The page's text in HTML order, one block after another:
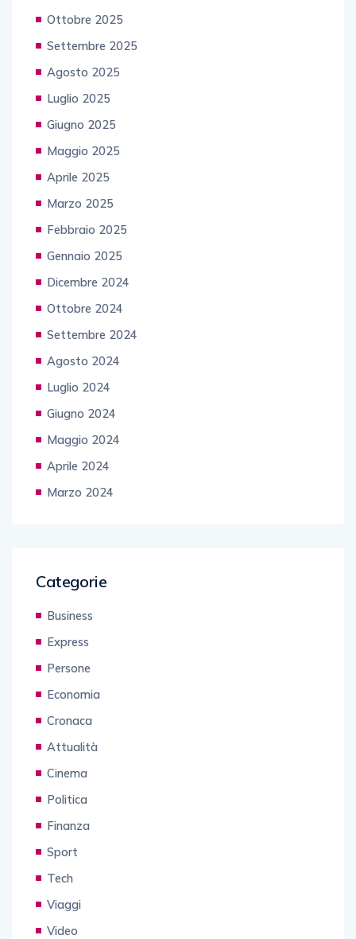
Ottobre 2025
Settembre 2025
Agosto 2025
Luglio 2025
Giugno 2025
Maggio 2025
Aprile 2025
Marzo 2025
Febbraio 2025
Gennaio 2025
Dicembre 2024
Ottobre 2024
Settembre 2024
Agosto 2024
Luglio 2024
Giugno 2024
Maggio 2024
Aprile 2024
Marzo 2024
Categorie
Business
Express
Persone
Economia
Cronaca
Attualità
Cinema
Politica
Finanza
Sport
Tech
Viaggi
Video